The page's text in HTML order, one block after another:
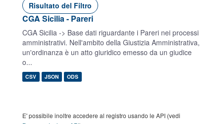
Risultato del Filtro
CGA Sicilia - Pareri
CGA Sicilia -> Base dati riguardante i Pareri nei processi
amministrativi. Nell'ambito della Giustizia Amministrativa,
un'ordinanza è un atto giuridico emesso da un giudice
o...
CSV JSON ODS
E' possibile inoltre accedere al registro usando le API (vedi